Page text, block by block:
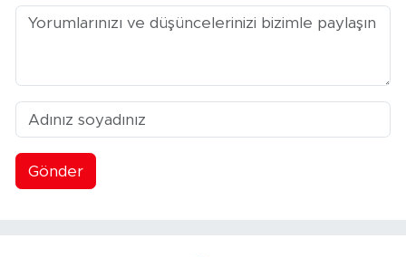
Gönder